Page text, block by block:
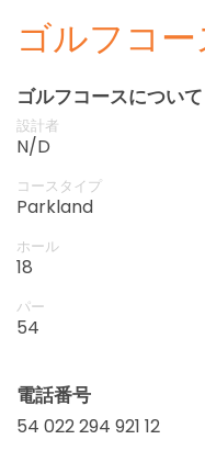
ゴルフコ
ゴルフコースについて
設計者
N/D
コースタイプ
Parkland
ホール
18
パー
54
電話番号
54 022 294 921 12